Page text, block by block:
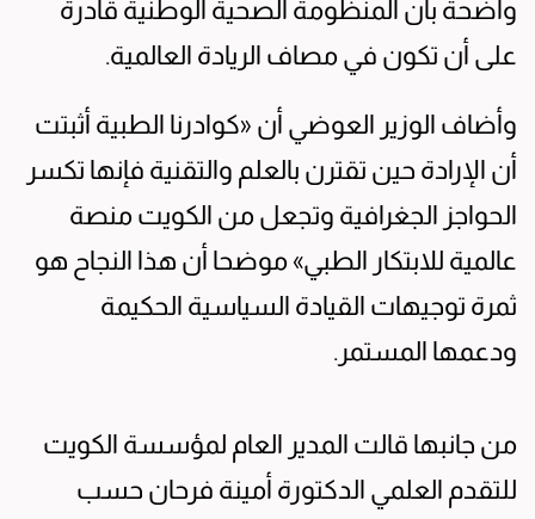
واضحة بأن المنظومة الصحية الوطنية قادرة
على أن تكون في مصاف الريادة العالمية.
وأضاف الوزير العوضي أن «كوادرنا الطبية أثبتت
أن الإرادة حين تقترن بالعلم والتقنية فإنها تكسر
الحواجز الجغرافية وتجعل من الكويت منصة
عالمية للابتكار الطبي» موضحا أن هذا النجاح هو
ثمرة توجيهات القيادة السياسية الحكيمة
ودعمها المستمر.
من جانبها قالت المدير العام لمؤسسة الكويت
للتقدم العلمي الدكتورة أمينة فرحان حسب